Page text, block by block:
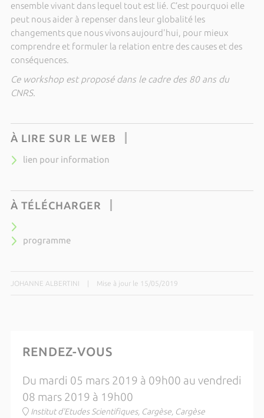
ensemble vivant dans lequel tout est lié. C’est pourquoi elle
peut nous aider à repenser dans leur globalité les
changements que nous vivons aujourd'hui, pour mieux
comprendre et formuler la relation entre des causes et des
conséquences.
Ce workshop est proposé dans le cadre des 80 ans du
CNRS.
À LIRE SUR LE WEB
lien pour information
À TÉLÉCHARGER
programme
JOHANNE ALBERTINI Mise à jour le 15/05/2019
RENDEZ-VOUS
Du mardi 05 mars 2019 à 09h00 au vendredi
08 mars 2019 à 19h00
Institut d'Etudes Scientifiques, Cargèse, Cargèse